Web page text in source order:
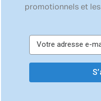
promotionnels et